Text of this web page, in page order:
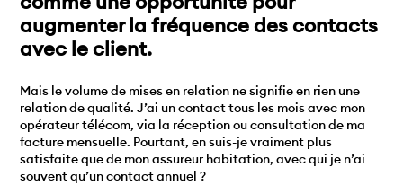
augmenter la fréquence des contacts
avec le client.
Mais le volume de mises en relation ne signifie en rien une
relation de qualité. J’ai un contact tous les mois avec mon
opérateur télécom, via la réception ou consultation de ma
facture mensuelle. Pourtant, en suis-je vraiment plus
satisfaite que de mon assureur habitation, avec qui je n’ai
souvent qu’un contact annuel ?